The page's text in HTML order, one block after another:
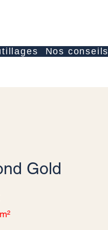
Nos conseils
Gold